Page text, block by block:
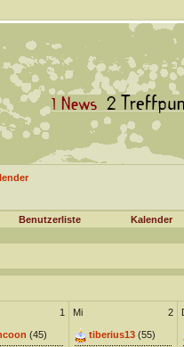
Benutzerliste Kalender
1
(45)
2
Mi
tiberius13(55)